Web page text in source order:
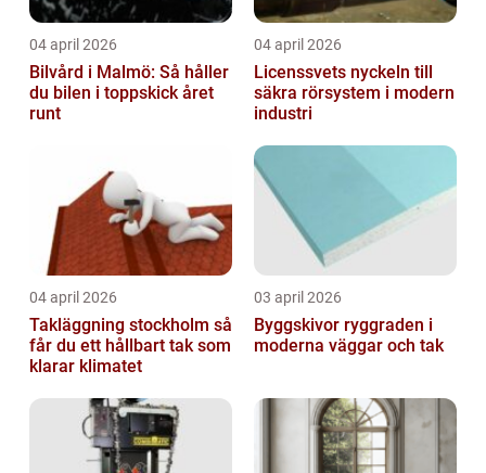
04 april 2026
Bilvård i Malmö: Så håller
du bilen i toppskick året
runt
04 april 2026
Licenssvets nyckeln till
säkra rörsystem i modern
industri
04 april 2026
Takläggning stockholm så
får du ett hållbart tak som
klarar klimatet
03 april 2026
Byggskivor ryggraden i
moderna väggar och tak